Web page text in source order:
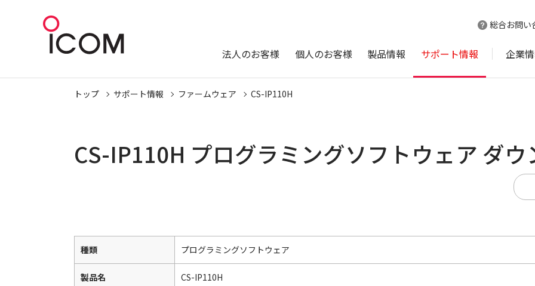
総合お問い
法人のお客様 個人のお客様 製品情報 サポート情報 企業
トップ サポート情報 ファームウェア CS-IP110H
CS-IP110H プログラミングソフトウェア ダウ
種類 プログラミングソフトウェア
製品名 CS-IP110H